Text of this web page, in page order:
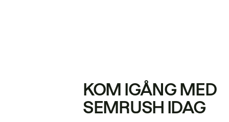
KOM IGÅNG MED
SEMRUSH IDAG